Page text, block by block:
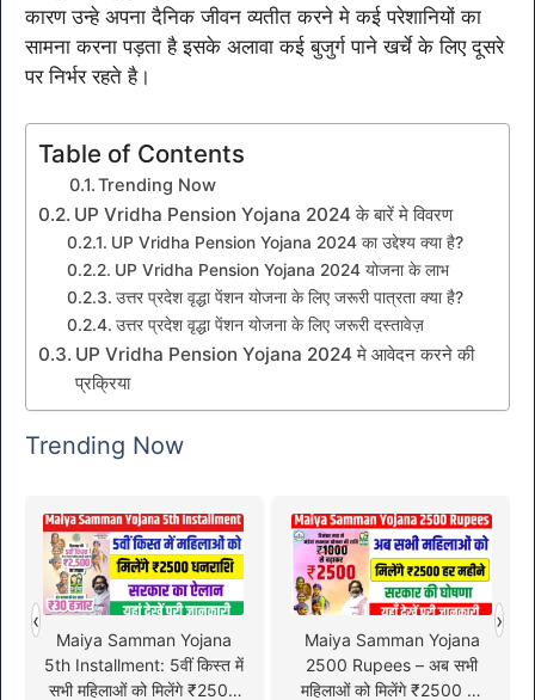
कारण उन्हे अपना दैनिक जीवन व्यतीत करने मे कई परेशानियों का
सामना करना पड़ता है इसके अलावा कई बुजुर्ग पाने खर्चे के लिए दूसरे
पर निर्भर रहते है।
Table of Contents
Trending Now
UP Vridha Pension Yojana 2024 के बारें मे विवरण
UP Vridha Pension Yojana 2024 का उद्देश्य क्या है?
UP Vridha Pension Yojana 2024 योजना के लाभ
उत्तर प्रदेश वृद्धा पेंशन योजना के लिए जरूरी पात्रता क्या है?
उत्तर प्रदेश वृद्धा पेंशन योजना के लिए जरूरी दस्तावेज़
UP Vridha Pension Yojana 2024 मे आवेदन करने की
प्रक्रिया
Trending Now
Maiya Samman Yojana
5th Installment: 5वीं किस्त में
सभी महिलाओं को मिलेंगे ₹2500
Maiya Samman Yojana
2500 Rupees – अब सभी
महिलाओं को मिलेंगे ₹2500 की
‹ ›